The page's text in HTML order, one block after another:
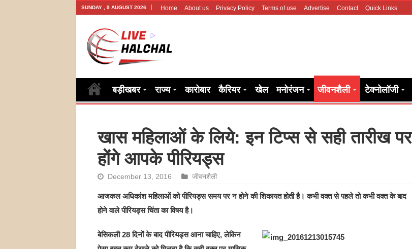
SUNDAY , 9 AUGUST 2026 Home About us Privacy Policy Terms of use Advertise Contact Quick Links
बड़ीखबर राज्य कारोबार कैरियर खेल मनोरंजन जीवनशैली टेक्नोलॉजी
खास महिलाओं के लिये: इन टिप्स से सही तारीख पर
होंगे आपके पीरियड्स
December 13, 2016 जीवनशैली
आजकल अधिकांश महिलाओं को पीरियड्स समय पर न होने की शिकायत होती है। कभी वक्त से पहले तो कभी वक्त के बाद
होने वाले पीरियड्स चिंता का विषय है।
बेसिकली 28 दिनों के बाद पीरियड्स आना चाहिए, लेकिन